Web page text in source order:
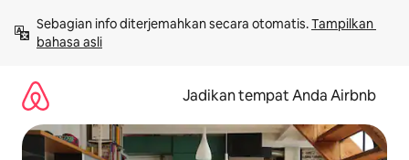
langsung
lihat
Sebagian info diterjemahkan secara otomatis. Tampilkan
bahasa asli
Jadikan tempat Anda Airbnb